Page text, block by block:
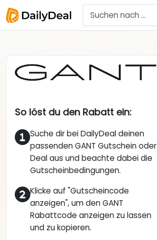
So löst du den Rabatt ein:
Suche dir bei DailyDeal deinen
passenden GANT Gutschein oder
Deal aus und beachte dabei die
Gutscheinbedingungen.
Klicke auf "Gutscheincode
anzeigen", um den GANT
Rabattcode anzeigen zu lassen
und zu kopieren.